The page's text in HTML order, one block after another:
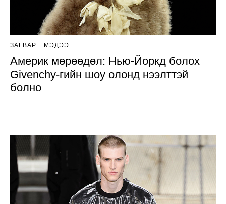
ЗАГВАР МЭДЭЭ
Америк мөрөөдөл: Нью-Йоркд болох
Givenchy-гийн шоу олонд нээлттэй
болно